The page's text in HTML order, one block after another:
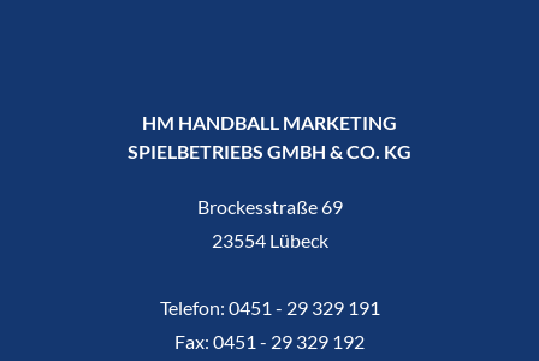
HM HANDBALL MARKETING
SPIELBETRIEBS GMBH & CO. KG
Brockesstraße 69
23554 Lübeck
Telefon: 0451 - 29 329 191
Fax: 0451 - 29 329 192